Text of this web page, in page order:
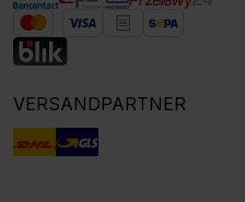
VERSANDPARTNER